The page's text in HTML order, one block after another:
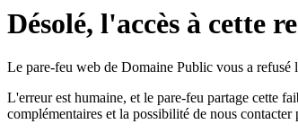
Désolé, l'accès à cette
Le pare-feu web de Domaine Public vous a refusé
L'erreur est humaine, et le pare-feu partage cette
complémentaires et la possibilité de nous